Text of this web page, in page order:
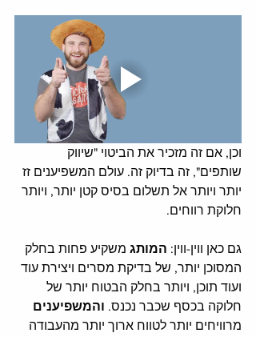
וכן, אם זה מזכיר את הביטוי "שיווק
שותפים", זה בדיוק זה. עולם המשפיענים זז
יותר ויותר אל תשלום בסיס קטן יותר, ויותר
חלוקת רווחים.
גם כאן ווין-ווין: המותג משקיע פחות בחלק
המסוכן יותר, של בדיקת מסרים ויצירת עוד
ועוד תוכן, ויותר בחלק הבטוח יותר של
חלוקה בכסף שכבר נכנס. והמשפיענים
מרוויחים יותר לטווח ארוך יותר מהעבודה